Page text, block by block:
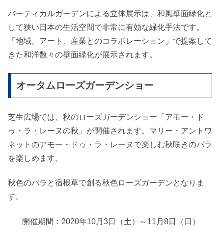
バーティカルガーデンによる立体展示は、和風壁面緑化と
して狭い日本の生活空間で非常に有効な緑化手法です。
「地域、アート、産業とのコラボレーション」で提案して
きた和洋数々の壁面緑化が展示されます。
オータムローズガーデンショー
芝生広場では、秋のローズガーデンショー「アモー・ド
ゥ・ラ・レーヌの秋」が開催されます。マリー・アントワ
ネットのアモー・ドゥ・ラ・レーヌで楽しむ秋咲きのバラ
を楽しめます。
秋色のバラと宿根草で創る秋色ローズガーデンとなりま
す。
開催期間：2020年10月3日（土）～11月8日（日）